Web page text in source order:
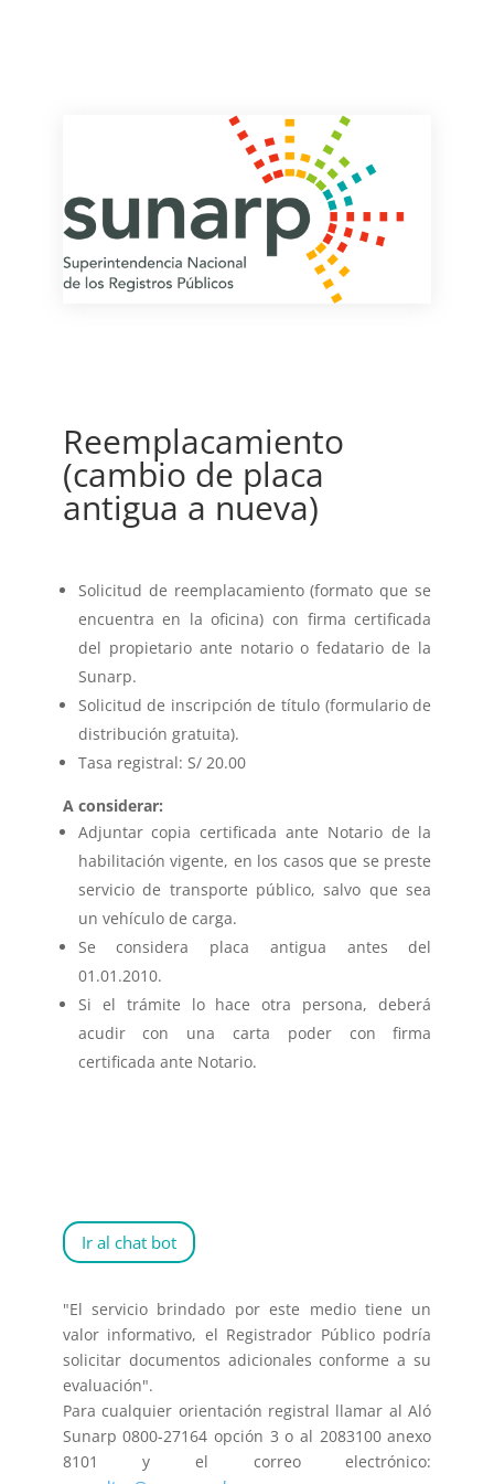
Reemplacamiento
(cambio de placa
antigua a nueva)
Solicitud de reemplacamiento (formato que se
encuentra en la oficina) con firma certificada
del propietario ante notario o fedatario de la
Sunarp.
Solicitud de inscripción de título (formulario de
distribución gratuita).
Tasa registral: S/ 20.00
A considerar:
Adjuntar copia certificada ante Notario de la
habilitación vigente, en los casos que se preste
servicio de transporte público, salvo que sea
un vehículo de carga.
Se considera placa antigua antes del
01.01.2010.
Si el trámite lo hace otra persona, deberá
acudir con una carta poder con firma
certificada ante Notario.
Ir al chat bot
"El servicio brindado por este medio tiene un
valor informativo, el Registrador Público podría
solicitar documentos adicionales conforme a su
evaluación".
Para cualquier orientación registral llamar al Aló
Sunarp 0800-27164 opción 3 o al 2083100 anexo
8101 y el correo electrónico: